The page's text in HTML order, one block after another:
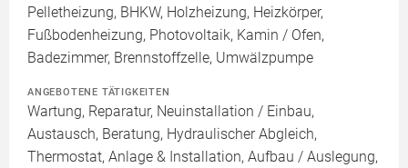
Pelletheizung, BHKW, Holzheizung, Heizkörper,
Fußbodenheizung, Photovoltaik, Kamin / Ofen,
Badezimmer, Brennstoffzelle, Umwälzpumpe
ANGEBOTENE TÄTIGKEITEN
Wartung, Reparatur, Neuinstallation / Einbau,
Austausch, Beratung, Hydraulischer Abgleich,
Thermostat, Anlage & Installation, Aufbau / Auslegung,